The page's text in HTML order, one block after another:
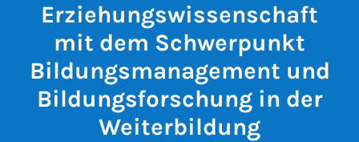
Erziehungswissenschaft
mit dem Schwerpunkt
Bildungsmanagement und
Bildungsforschung in der
Weiterbildung